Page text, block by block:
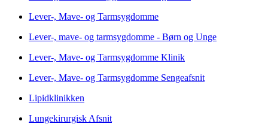
Lever-, Mave- og Tarmsygdomme
Lever-, mave- og tarmsygdomme - Børn og Unge
Lever-, Mave- og Tarmsygdomme Klinik
Lever-, Mave- og Tarmsygdomme Sengeafsnit
Lipidklinikken
Lungekirurgisk Afsnit